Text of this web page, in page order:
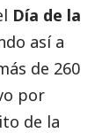
Día de la
así a
de 260
por
de la